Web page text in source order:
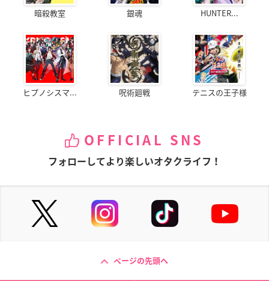
暗殺教室 銀魂 HUNTER...
ヒプノシスマ... 呪術廻戦 テニスの王子様
OFFICIAL SNS
フォローしてより楽しいオタクライフ！
ページの先頭へ